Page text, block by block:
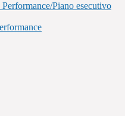
Piano esecutivo